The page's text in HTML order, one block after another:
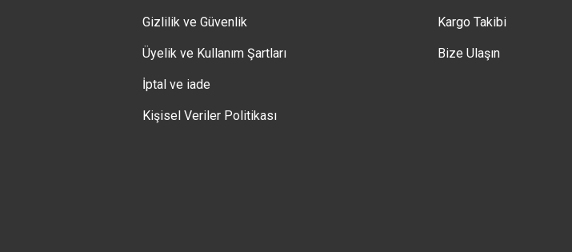
Gizlilik ve Güvenlik
Üyelik ve Kullanım Şartları
İptal ve iade
Kişisel Veriler Politikası
Kargo Takibi
Bize Ulaşın